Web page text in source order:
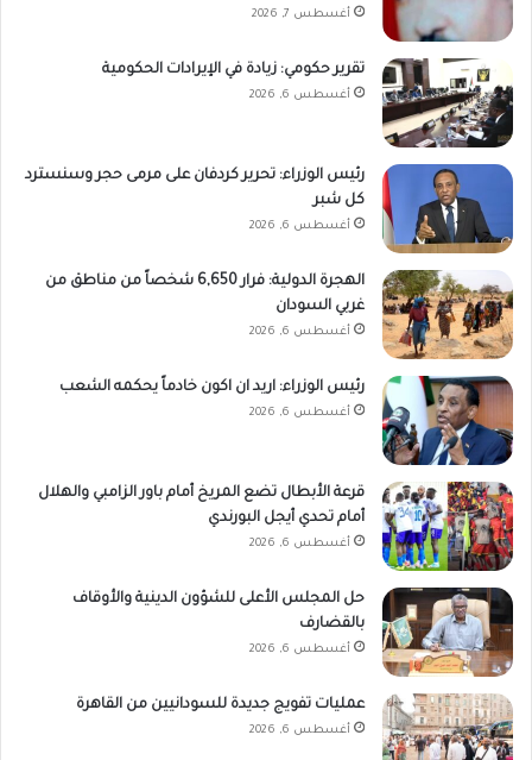
أغسطس 7, 2026
تقرير حكومي: زيادة في الإيرادات الحكومية
أغسطس 6, 2026
رئيس الوزراء: تحرير كردفان على مرمى حجر وسنسترد
كل شبر
أغسطس 6, 2026
الهجرة الدولية: فرار 6,650 شخصاً من مناطق من
غربي السودان
أغسطس 6, 2026
رئيس الوزراء: اريد ان اكون خادماً يحكمه الشعب
أغسطس 6, 2026
قرعة الأبطال تضع المريخ أمام باور الزامبي والهلال
أمام تحدي أيجل البورندي
أغسطس 6, 2026
حل المجلس الأعلى للشؤون الدينية والأوقاف
بالقضارف
أغسطس 6, 2026
عمليات تفويج جديدة للسودانيين من القاهرة
أغسطس 6, 2026